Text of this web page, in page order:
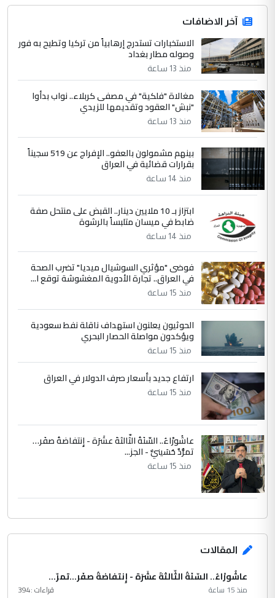
جنسية الرافد الثالث للعراق ومن اصول عريقة
ابا فرات ...
الموضوع :
الجواهري يرد على صدام حسين سل
مضجعيك يابن الزنا (نص كامل)
حيدر عاشور
التعليق : تحياتي لك استاذ حامدتركان. كلام
دقيق ومسؤول؛ فالاستثمار الحقيقي للإنسان
وثروات البلد يعتمد على الكفاءة ...
الموضوع :
بين الإهمال واغتصاب الأرض.. بلاد
الرافدين تعاني الجفاف والتصحر!!
التعليق : هذه الزيارة تنفع لبنان، دون الشعب
العراقي، الذي احترق بحر الصيف، في حين
حكومة الزيدي ...
الموضوع :
نواف سلام في بغداد.. "الفيول" مقابل
تصدير النفط العراقي
آخر الاضافات
الاستخبارات تستدرج إرهابياً من تركيا وتطيح به فور
وصوله مطار بغداد
منذ 13 ساعة
مغالاة "فلكية" في مصفى كربلاء.. نواب بدأوا
"نبش" العقود وتقديمها للزيدي
منذ 13 ساعة
بينهم مشمولون بالعفو.. الإفراج عن 519 سجيناً
بقرارات قضائية في العراق
منذ 14 ساعة
ابتزاز بـ 10 ملايين دينار.. القبض على منتحل صفة
ضابط في ميسان متلبساً بالرشوة
منذ 14 ساعة
فوضى "مؤثري السوشيال ميديا" تضرب الصحة
في العراق.. تجارة الأدوية المغشوشة توقع ا...
منذ 15 ساعة
الحوثيون يعلنون استهداف ناقلة نفط سعودية
ويؤكدون مواصلة الحصار البحري
منذ 15 ساعة
ارتفاع جديد بأسعار صرف الدولار في العراق
منذ 15 ساعة
عاشُورْاءُ.. السّنَةُ الثّالثةَ عشَرَة - إِنتفاضةُ صفَر…
تمرُّدٌ حُسَينيٌّ - الجز...
منذ 15 ساعة
المقالات
عاشُورْاءُ.. السّنَةُ الثّالثةَ عشَرَة - إِنتفاضةُ صفَر…تمرّ...
منذ 15 ساعة قراءات :394